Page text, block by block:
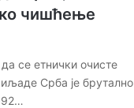
чишћење
да се етнички очисте
Срба је брутално